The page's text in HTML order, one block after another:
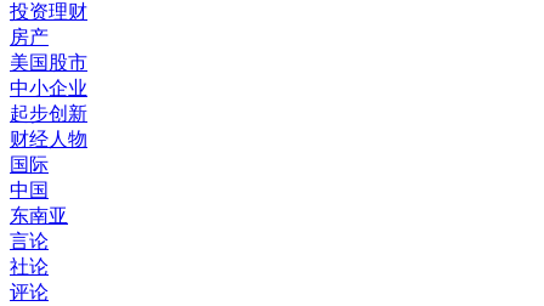
投资理财
房产
美国股市
中小企业
起步创新
财经人物
国际
中国
东南亚
言论
社论
评论